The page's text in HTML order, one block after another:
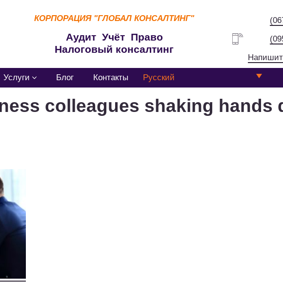
КОРПОРАЦИЯ "ГЛОБАЛ КОНСАЛТИНГ"
Аудит Учёт Право
Налоговый консалтинг
Услуги Блог Контакты Русский
colleagues shaking hands